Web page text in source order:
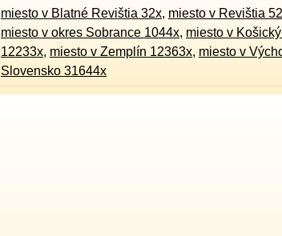
miesto v Blatné Revištia 32x, miesto v Revištia
miesto v okres Sobrance 1044x, miesto v
12233x, miesto v Zemplín 12363x, miesto v
Slovensko 31644x